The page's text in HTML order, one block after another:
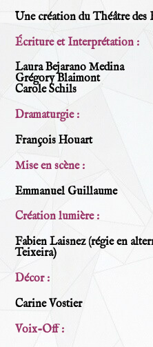
Une création du Théâtre des
Écriture et Interprétation :
Laura Bejarano Medina
Grégory Blaimont
Carole Schils
Dramaturgie :
François Houart
Mise en scène :
Emmanuel Guillaume
Création lumière :
Fabien Laisnez (régie en
Teixeira)
Décor :
Carine Vostier
Voix-Off :